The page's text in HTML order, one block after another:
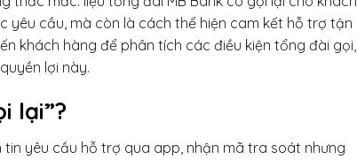
yêu cầu, mà còn là cách thể hiện cam kết hỗ trợ tận
khách hàng để phân tích các điều kiện tổng đài gọi,
lợi này.
lại”?
tin yêu cầu hỗ trợ qua app, nhận mã tra soát nhưng